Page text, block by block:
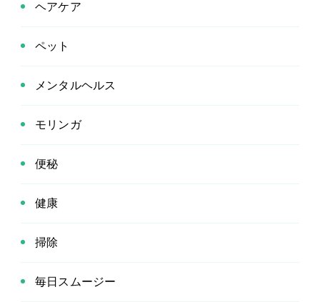
ヘアケア
ペット
メンタルヘルス
モリンガ
便秘
健康
掃除
毎日スムージー